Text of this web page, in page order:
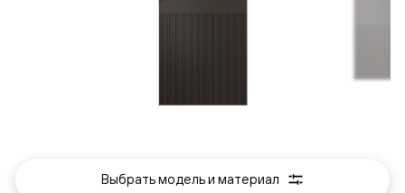
Выбрать модель и материал